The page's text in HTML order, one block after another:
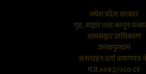
मधेस प्रदेश सरकार
गृह, सञ्चार तथा कानून
आमसञ्चार प्राधिकरण
जनकपुरधाम
अनलाइन दर्ता प्रमाणपत्र
म.प्र.००४३/०८०-८१